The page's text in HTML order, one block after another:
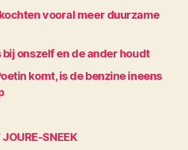
vooral meer duurzame
bij onszelf en de ander houdt
komt, is de benzine ineens
SNEEK